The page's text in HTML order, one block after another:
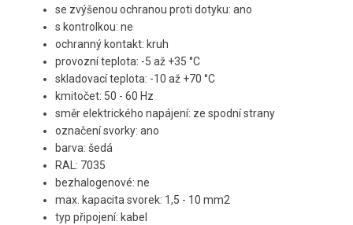
se zvýšenou ochranou proti dotyku: ano
s kontrolkou: ne
ochranný kontakt: kruh
provozní teplota: -5 až +35 °C
skladovací teplota: -10 až +70 °C
kmitočet: 50 - 60 Hz
směr elektrického napájení: ze spodní strany
označení svorky: ano
barva: šedá
RAL: 7035
bezhalogenové: ne
max. kapacita svorek: 1,5 - 10 mm2
typ připojení: kabel